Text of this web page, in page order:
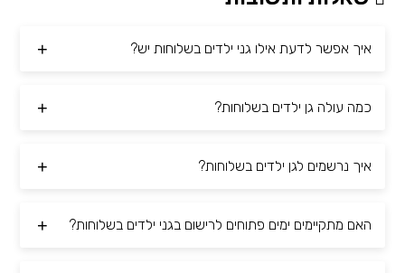
איך אפשר לדעת אילו גני ילדים בשלוחות יש?
כמה עולה גן ילדים בשלוחות?
איך נרשמים לגן ילדים בשלוחות?
האם מתקיימים ימים פתוחים לרישום בגני ילדים בשלוחות?